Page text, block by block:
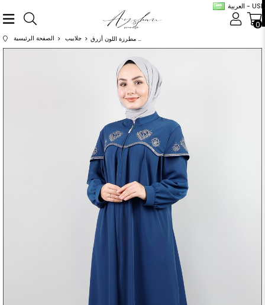
العربية - USD
0
الصفحة الرئيسية جلابيب عباية مطرزة اللون أزرق